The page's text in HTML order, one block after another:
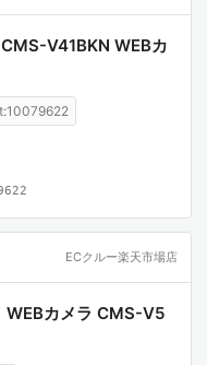
V41BKN WEBカ
ECクルー楽天市場店
WEBカメラ CMS-V5